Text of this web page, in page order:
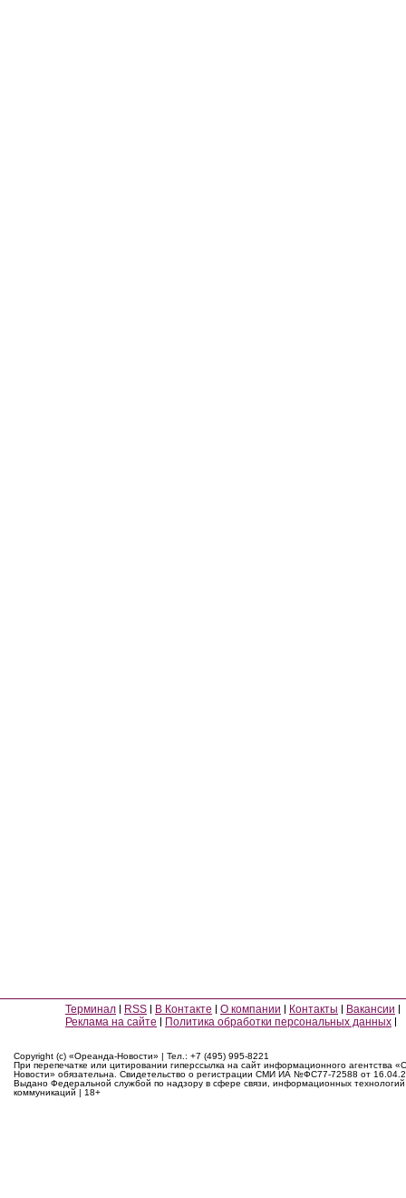
Терминал RSS В Контакте О компании Контакты
Вакансии
Реклама на сайте
Политика обработки персональных данных
Copyright (c) «Ореанда-Новости» | Тел.: +7 (495) 995-8221
При перепечатке или цитировании гиперссылка на сайт информационного агентства
Новости» обязательна. Свидетельство о регистрации СМИ ИА №ФС77-72588 от
Выдано Федеральной службой по надзору в сфере связи, информационных
коммуникаций | 18+